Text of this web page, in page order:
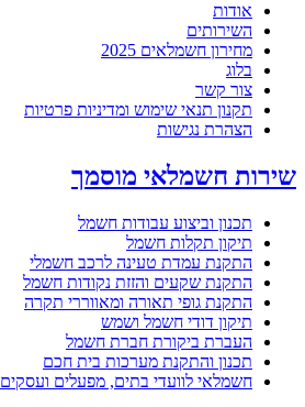
אודות
השירותים
מחירון חשמלאים 2025
בלוג
צור קשר
תקנון תנאי שימוש ומדיניות פרטיות
הצהרת נגישות
שירות חשמלאי מוסמך
תכנון וביצוע עבודות חשמל
תיקון תקלות חשמל
התקנת עמדת טעינה לרכב חשמלי
התקנת שקעים והזזת נקודות חשמל
התקנת גופי תאורה ומאווררי תקרה
תיקון דודי חשמל ושמש
העברת ביקורת חברת חשמל
תכנון והתקנת מערכות בית חכם
חשמלאי לוועדי בתים, מפעלים ועסקים